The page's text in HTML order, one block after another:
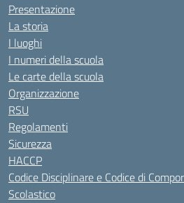
Presentazione
La storia
I luoghi
I numeri della scuola
Le carte della scuola
Organizzazione
RSU
Regolamenti
Sicurezza
HACCP
Codice Disciplinare e Codice di
Scolastico